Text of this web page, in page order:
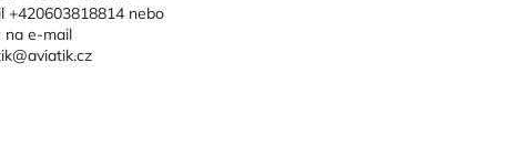
+420603818814 nebo
na e-mail